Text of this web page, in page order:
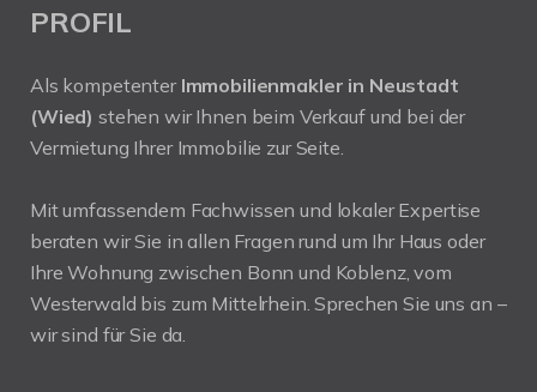
PROFIL
Als kompetenter Immobilienmakler in Neustadt
(Wied) stehen wir Ihnen beim Verkauf und bei der
Vermietung Ihrer Immobilie zur Seite.
Mit umfassendem Fachwissen und lokaler Expertise
beraten wir Sie in allen Fragen rund um Ihr Haus oder
Ihre Wohnung zwischen Bonn und Koblenz, vom
Westerwald bis zum Mittelrhein. Sprechen Sie uns an –
wir sind für Sie da.